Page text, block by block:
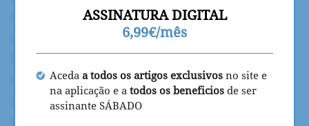
ASSINATURA DIGITAL
6,99€/mês
Aceda a todos os artigos exclusivos no site e
na aplicação e a todos os beneficios de ser
assinante SÁBADO